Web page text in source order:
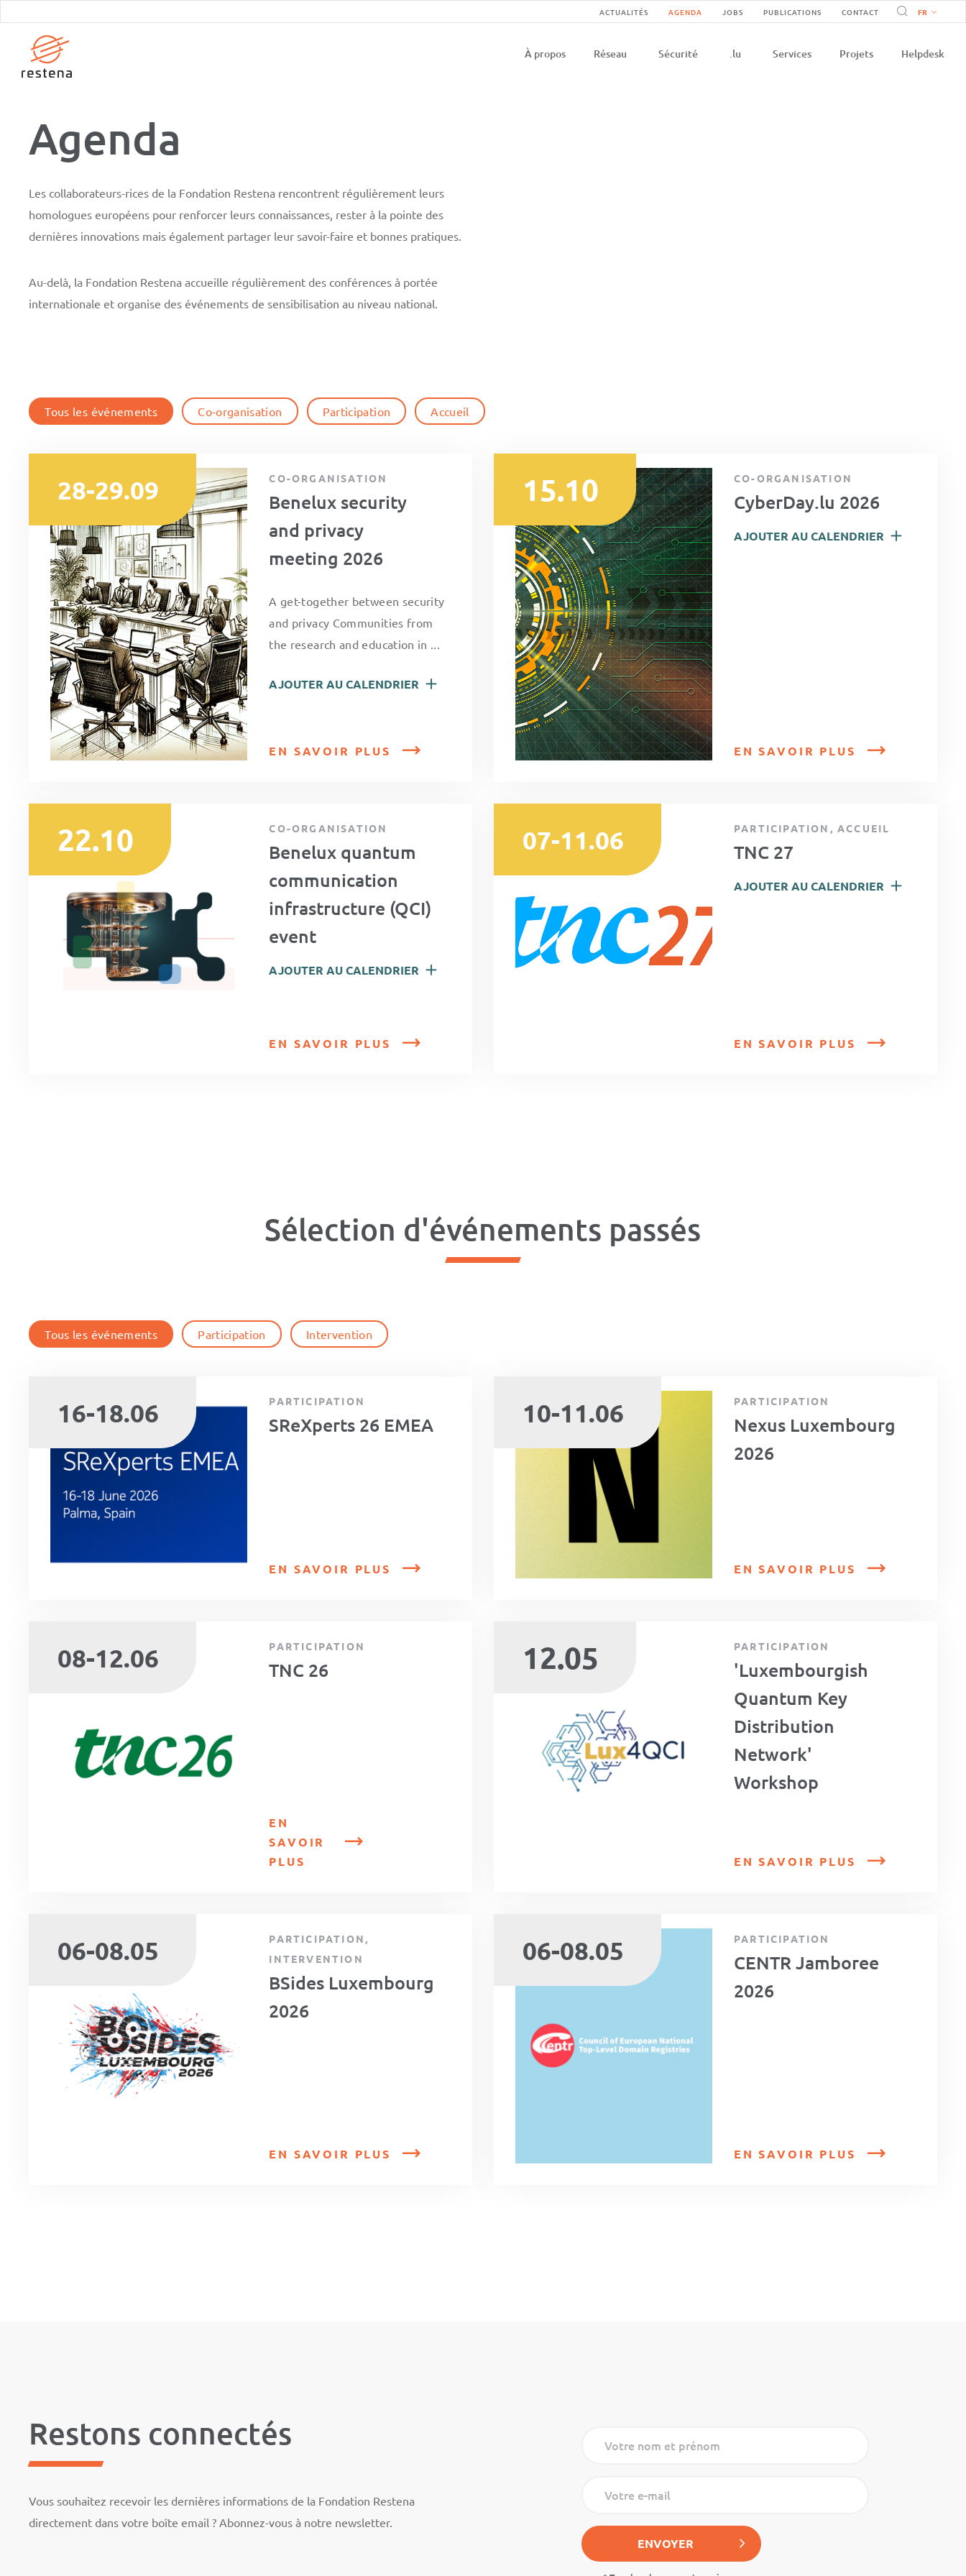
contenu
principal
Navigation
secondaire
ACTUALITÉS AGENDA JOBS PUBLICATIONS CONTACT
Navigation
À propos Réseau Sécurité .lu Services Projets Helpdesk
Agenda
Les collaborateurs-rices de la Fondation Restena rencontrent régulièrement leurs
homologues européens pour renforcer leurs connaissances, rester à la pointe des
dernières innovations mais également partager leur savoir-faire et bonnes pratiques.
Au-delà, la Fondation Restena accueille régulièrement des conférences à portée
internationale et organise des événements de sensibilisation au niveau national.
Tous les événements Co-organisation Participation Accueil
28-29.09 CO-ORGANISATION
Benelux security
and privacy
meeting 2026
A get-together between security
and privacy Communities from
the research and education in ...
AJOUTER AU CALENDRIER
EN SAVOIR PLUS
15.10 CO-ORGANISATION
CyberDay.lu 2026
AJOUTER AU CALENDRIER
EN SAVOIR PLUS
22.10 CO-ORGANISATION
Benelux quantum
communication
infrastructure (QCI)
event
AJOUTER AU CALENDRIER
EN SAVOIR PLUS
07-11.06 PARTICIPATION, ACCUEIL
TNC 27
AJOUTER AU CALENDRIER
EN SAVOIR PLUS
Sélection d'événements passés
Tous les événements Participation Intervention
16-18.06 PARTICIPATION
SReXperts 26 EMEA
EN SAVOIR PLUS
10-11.06 PARTICIPATION
Nexus Luxembourg
2026
EN SAVOIR PLUS
08-12.06 PARTICIPATION
TNC 26
EN
SAVOIR
PLUS
12.05 PARTICIPATION
'Luxembourgish
Quantum Key
Distribution
Network'
Workshop
EN SAVOIR PLUS
06-08.05
PARTICIPATION,
INTERVENTION
BSides Luxembourg
2026
EN SAVOIR PLUS
06-08.05 PARTICIPATION
CENTR Jamboree
2026
EN SAVOIR PLUS
Restons connectés
Vous souhaitez recevoir les dernières informations de la Fondation Restena
directement dans votre boîte email ? Abonnez-vous à notre newsletter.
Votre nom et prénom
Votre e-mail
ENVOYER